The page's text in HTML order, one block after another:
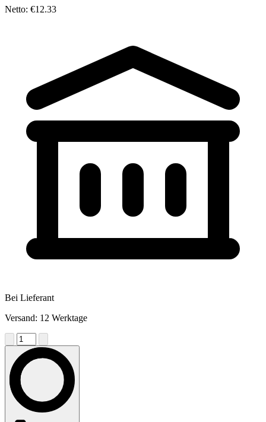
Netto: €12.33
Bei Lieferant
Versand: 12 Werktage